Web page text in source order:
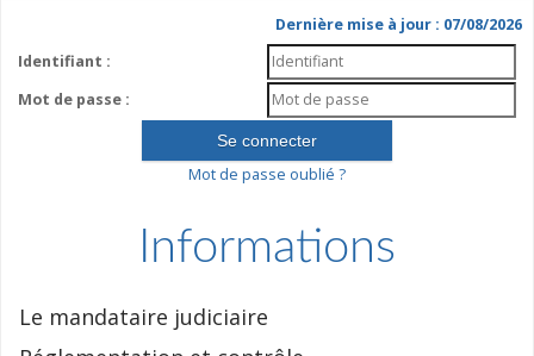
Dernière mise à jour : 07/08/2026
Identifiant :
Mot de passe :
Mot de passe oublié ?
Informations
Le mandataire judiciaire